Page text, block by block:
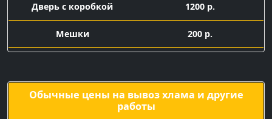
Дверь с коробкой 1200 р.
Мешки
200 р.
Обычные цены на вывоз хлама и другие
работы